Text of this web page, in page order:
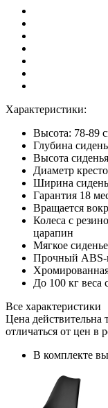
Характеристики:
Высота: 78-89
Глубина
Высота
Диаметр
Ширина
Гарантия 18
Вращается
Колеса с
царапин
Мягкое
Прочный ABS-
До 100 кг веса
Все характеристики
Цена действительна
отличаться от цен в
В комплекте